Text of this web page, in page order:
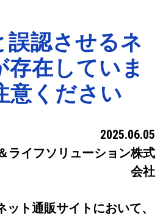
誤認させるネ
存在していま
意ください
2025.06.05
ライフソリューション株式
会社
ット通販サイトにおいて、